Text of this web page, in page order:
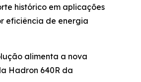
histórico em aplicações
eficiência de energia
alimenta a nova
Hadron 640R da